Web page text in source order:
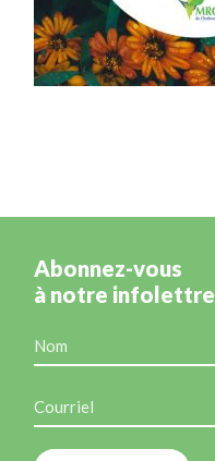
Abonnez-vous
à notre infolettre